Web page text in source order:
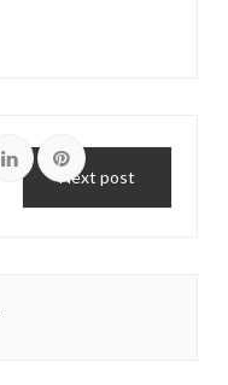
Next post